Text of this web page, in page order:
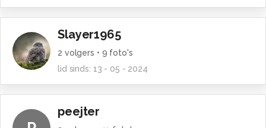
Slayer1965
2 volgers • 9 foto's
lid sinds: 13 - 05 - 2024
peejter